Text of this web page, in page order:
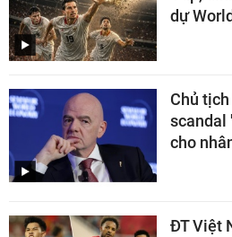
dự
Chủ
scandal
cho
ĐT Việt